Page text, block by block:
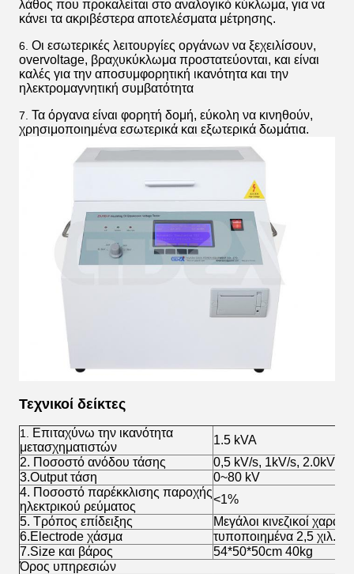
λάθος που προκαλείται στο αναλογικό κύκλωμα, για να
κάνει τα ακριβέστερα αποτελέσματα μέτρησης.
6. Οι εσωτερικές λειτουργίες οργάνων να ξεχειλίσουν,
overvoltage, βραχυκύκλωμα προστατεύονται, και είναι
καλές για την αποσυμφορητική ικανότητα και την
ηλεκτρομαγνητική συμβατότητα
7. Τα όργανα είναι φορητή δομή, εύκολη να κινηθούν,
χρησιμοποιημένα εσωτερικά και εξωτερικά δωμάτια.
Τεχνικοί δείκτες
1.
Επιταχύνω την ικανότητα
μετασχηματιστών
1.5 kVA
2. Ποσοστό ανόδου τάσης
0,5 kV/s, 1kV/s, 2.0kV/s,
3.Output τάση
0~80 kV
4. Ποσοστό παρέκκλισης παροχής
ηλεκτρικού ρεύματος
<1%
5. Τρόπος επίδειξης
Μεγάλοι κινεζικοί
6.Electrode χάσμα
τυποποιημένα 2,5 χιλ.
7.Size και βάρος
54*50*50cm 40kg
Όρος υπηρεσιών